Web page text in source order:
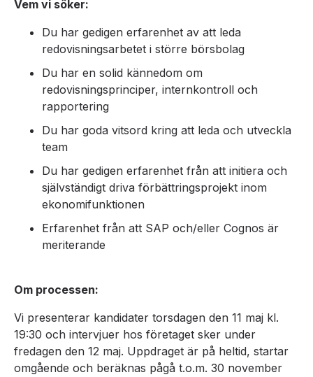
Vem vi söker:
Du har gedigen erfarenhet av att leda
redovisningsarbetet i större börsbolag
Du har en solid kännedom om
redovisningsprinciper, internkontroll och
rapportering
Du har goda vitsord kring att leda och utveckla
team
Du har gedigen erfarenhet från att initiera och
självständigt driva förbättringsprojekt inom
ekonomifunktionen
Erfarenhet från att SAP och/eller Cognos är
meriterande
Om processen:
Vi presenterar kandidater torsdagen den 11 maj kl.
19:30 och intervjuer hos företaget sker under
fredagen den 12 maj. Uppdraget är på heltid, startar
omgående och beräknas pågå t.o.m. 30 november